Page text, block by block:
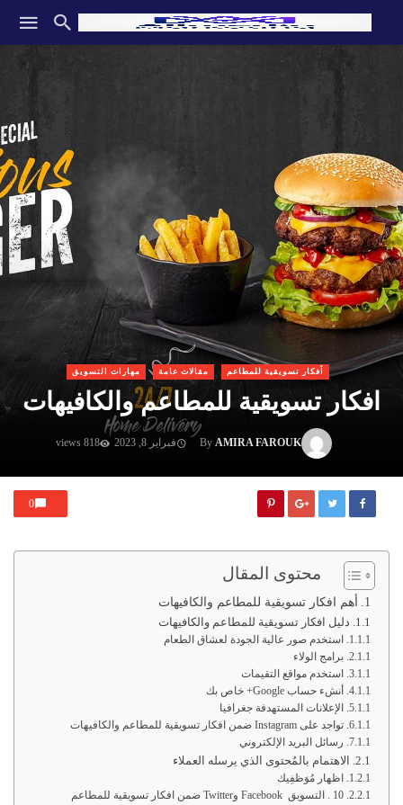
أفكار تسويقية للمطاعم مقالات عامة مهارات التسويق
افكار تسويقية للمطاعم والكافيهات
By AMIRA FAROUK فبراير 8, 2023 818 views
0
محتوى المقال
أهم افكار تسويقية للمطاعم والكافيهات
دليل افكار تسويقية للمطاعم والكافيهات
استخدم صور عالية الجودة لعشاق الطعام
برامج الولاء
استخدم مواقع التقيمات
أنشء حساب Google+ خاص بك
الإعلانات المستهدفة جغرافيا
تواجد على Instagram ضمن افكار تسويقية للمطاعم والكافيهات
رسائل البريد الإلكتروني
الاهتمام بالمُحتوى الذي يرسله العملاء
اظهار مُوَظفِيك
10 . التسويق Facebook وTwitter ضمن افكار تسويقية للمطاعم